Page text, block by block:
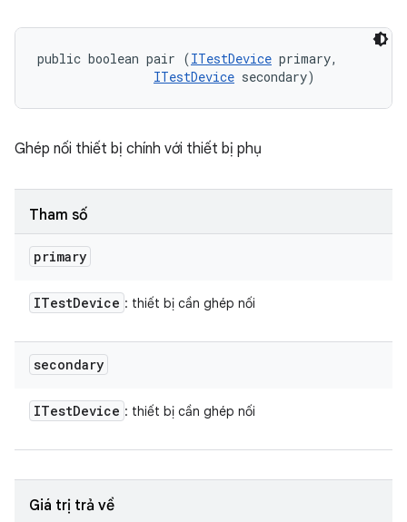
public boolean pair (ITestDevice primary,
ITestDevice secondary)
Ghép nối thiết bị chính với thiết bị phụ
Tham số
primary
ITestDevice : thiết bị cần ghép nối
secondary
ITestDevice : thiết bị cần ghép nối
Giá trị trả về